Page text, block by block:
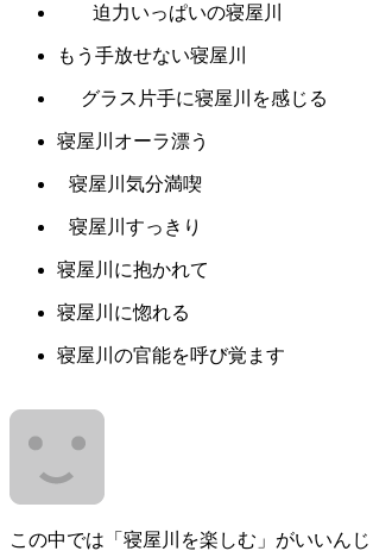
迫力いっぱいの寝屋川
もう手放せない寝屋川
グラス片手に寝屋川を感じる
寝屋川オーラ漂う
寝屋川気分満喫
寝屋川すっきり
寝屋川に抱かれて
寝屋川に惚れる
寝屋川の官能を呼び覚ます
この中では「寝屋川を楽しむ」がいいんじ